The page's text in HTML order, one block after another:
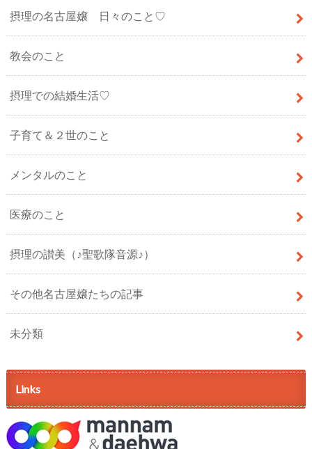
摂理の名古屋嬢 日々のこと♡
教会のこと
摂理での結婚生活♡
子育て＆２世のこと
メンタルのこと
医療のこと
摂理の讃美（♪聖歌隊音源♪）
その他名古屋嬢たちの記事
未分類
Links